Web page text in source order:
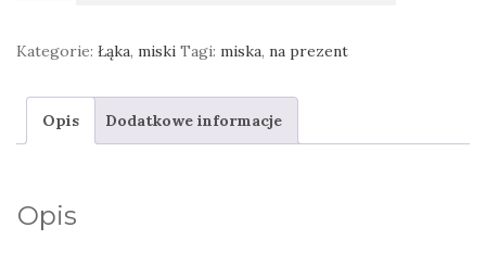
Łąka
Kategorie: Łąka, miski Tagi: miska, na prezent
Opis Dodatkowe informacje
Opis